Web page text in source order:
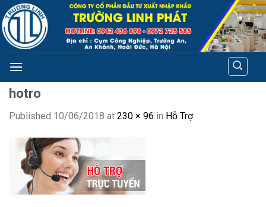
Skip
to
content
hotro
Published 10/06/2018 at 230 × 96 in Hỗ Trợ